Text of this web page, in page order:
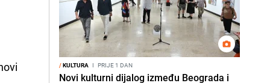
/KULTURA I PRIJE 1 DAN
Novi kulturni dijalog između Beograda i